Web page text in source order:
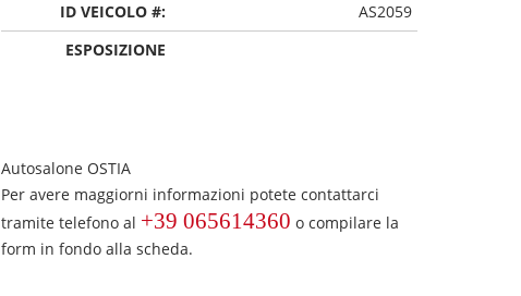
ID VEICOLO #:
AS2059
ESPOSIZIONE
Autosalone OSTIA
Per avere maggiorni informazioni potete contattarci
tramite telefono al +39 065614360 o compilare la
form in fondo alla scheda.